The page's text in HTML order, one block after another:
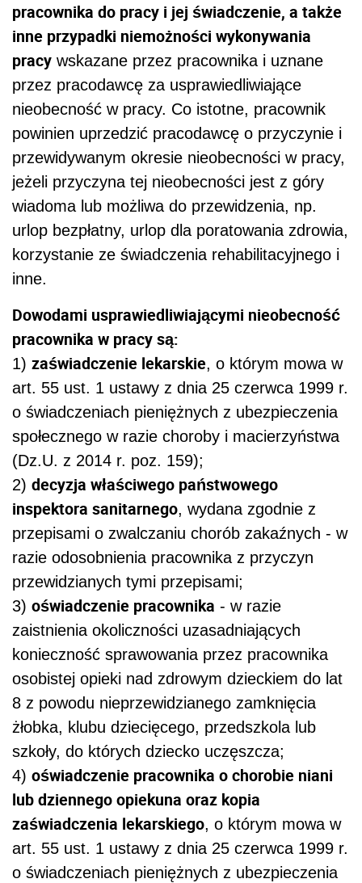
pracownika do pracy i jej świadczenie, a także
inne przypadki niemożności wykonywania
pracy wskazane przez pracownika i uznane
przez pracodawcę za usprawiedliwiające
nieobecność w pracy. Co istotne, pracownik
powinien uprzedzić pracodawcę o przyczynie i
przewidywanym okresie nieobecności w pracy,
jeżeli przyczyna tej nieobecności jest z góry
wiadoma lub możliwa do przewidzenia, np.
urlop bezpłatny, urlop dla poratowania zdrowia,
korzystanie ze świadczenia rehabilitacyjnego i
inne.
Dowodami usprawiedliwiającymi nieobecność
pracownika w pracy są:
1) zaświadczenie lekarskie, o którym mowa w
art. 55 ust. 1 ustawy z dnia 25 czerwca 1999 r.
o świadczeniach pieniężnych z ubezpieczenia
społecznego w razie choroby i macierzyństwa
(Dz.U. z 2014 r. poz. 159);
2) decyzja właściwego państwowego
inspektora sanitarnego, wydana zgodnie z
przepisami o zwalczaniu chorób zakaźnych - w
razie odosobnienia pracownika z przyczyn
przewidzianych tymi przepisami;
3) oświadczenie pracownika - w razie
zaistnienia okoliczności uzasadniających
konieczność sprawowania przez pracownika
osobistej opieki nad zdrowym dzieckiem do lat
8 z powodu nieprzewidzianego zamknięcia
żłobka, klubu dziecięcego, przedszkola lub
szkoły, do których dziecko uczęszcza;
4) oświadczenie pracownika o chorobie niani
lub dziennego opiekuna oraz kopia
zaświadczenia lekarskiego, o którym mowa w
art. 55 ust. 1 ustawy z dnia 25 czerwca 1999 r.
o świadczeniach pieniężnych z ubezpieczenia